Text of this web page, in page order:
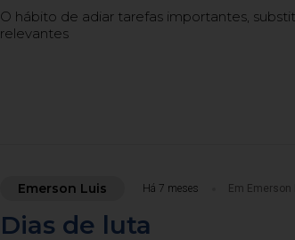
O hábito de adiar tarefas importantes,
relevantes
Emerson Luis Há 7 meses Em Emerson
Dias de luta